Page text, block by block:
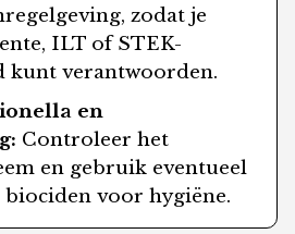
zodat je
ILT of STEK-
kunt verantwoorden.
en
Controleer het
en gebruik eventueel
biociden voor hygiëne.